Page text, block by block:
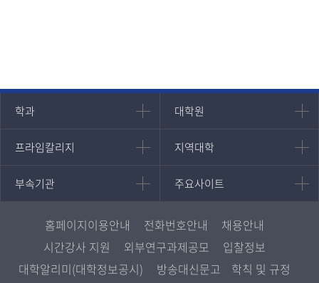
학과
인문과학대학
국어국문학과
영어영문학과
일본학과
사회과학대학
대학원
대학원
대학원
경영대학원
프라임칼리지
프라임칼리지
학사학위과정
평생교육과정
지역대학
지역대학
지역대학 포털
서울지역대학
대구경북지역대학
인천지역대학
광주전남지역대학
부속기관
부속기관
중앙도서관
원격교육혁신연구원
통합인문학연구소
디지털미디어센터
주요사이트
주요사이트
멘토링
진로심리상담
교육정보화본부
국립대학육성사업
홈페이지이용안내 전화번호안내
채용안내
시간강사 지원
외부연구과제공모
입찰정보
대학알리미(대학정보공시)
방송대신문고 학칙 및 규정